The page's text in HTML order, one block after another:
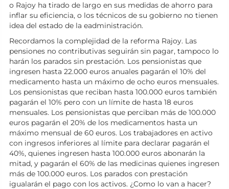
o Rajoy ha tirado de largo en sus medidas de ahorro para
inflar su eficiencia, o los técnicos de su gobierno no tienen
idea del estado de la eadministración.
Recordamos la complejidad de la reforma Rajoy. Las
pensiones no contributivas seguirán sin pagar, tampoco lo
harán los parados sin prestación. Los pensionistas que
ingresen hasta 22.000 euros anuales pagarán el 10% del
medicamento hasta un máximo de ocho euros mensuales.
Los pensionistas que reciban hasta 100.000 euros también
pagarán el 10% pero con un límite de hasta 18 euros
mensuales. Los pensionistas que perciban más de 100.000
euros pagarán el 20% de los medicamentos hasta un
máximo mensual de 60 euros. Los trabajadores en activo
con ingresos inferiores al límite para declarar pagarán el
40%, quienes ingresen hasta 100.000 euros abonarán la
mitad, y pagarán el 60% de las medicinas quienes ingresen
más de 100.000 euros. Los parados con prestación
igualarán el pago con los activos. ¿Como lo van a hacer?